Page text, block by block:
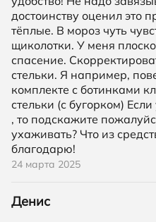
достоинству оценил это
тёплые. В мороз чуть
щиколотки. У меня
спасение.
стельки. Я например,
комплекте с ботинками
стельки (с бугорком)
, то подскажите
ухаживать? Что из
благодарю!
24 марта 2025
Денис